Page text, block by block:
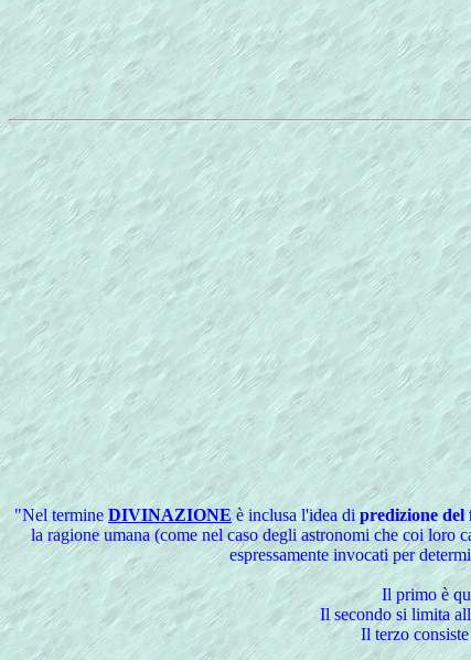
"Nel termineDIVINAZIONEè inclusa l'idea dipredizione
la ragione umana (come nel caso degli astronomi che coi loro
espressamente invocati per
Il primo è
Il secondo si limita
Il terzo